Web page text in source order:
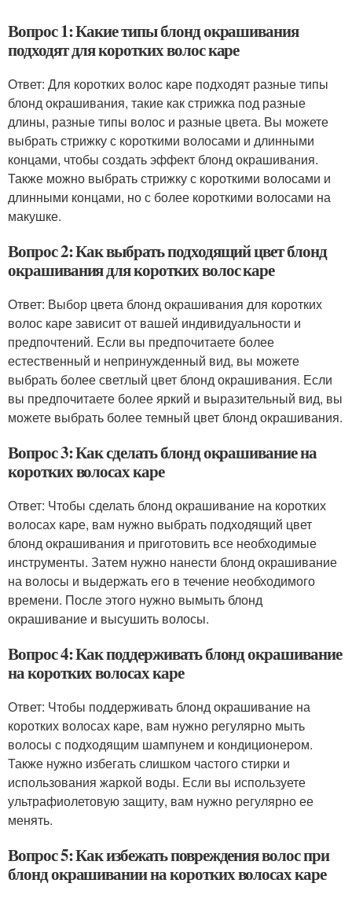
Вопрос 1: Какие типы блонд окрашивания
подходят для коротких волос каре
Ответ: Для коротких волос каре подходят разные типы
блонд окрашивания, такие как стрижка под разные
длины, разные типы волос и разные цвета. Вы можете
выбрать стрижку с короткими волосами и длинными
концами, чтобы создать эффект блонд окрашивания.
Также можно выбрать стрижку с короткими волосами и
длинными концами, но с более короткими волосами на
макушке.
Вопрос 2: Как выбрать подходящий цвет блонд
окрашивания для коротких волос каре
Ответ: Выбор цвета блонд окрашивания для коротких
волос каре зависит от вашей индивидуальности и
предпочтений. Если вы предпочитаете более
естественный и непринужденный вид, вы можете
выбрать более светлый цвет блонд окрашивания. Если
вы предпочитаете более яркий и выразительный вид, вы
можете выбрать более темный цвет блонд окрашивания.
Вопрос 3: Как сделать блонд окрашивание на
коротких волосах каре
Ответ: Чтобы сделать блонд окрашивание на коротких
волосах каре, вам нужно выбрать подходящий цвет
блонд окрашивания и приготовить все необходимые
инструменты. Затем нужно нанести блонд окрашивание
на волосы и выдержать его в течение необходимого
времени. После этого нужно вымыть блонд
окрашивание и высушить волосы.
Вопрос 4: Как поддерживать блонд окрашивание
на коротких волосах каре
Ответ: Чтобы поддерживать блонд окрашивание на
коротких волосах каре, вам нужно регулярно мыть
волосы с подходящим шампунем и кондиционером.
Также нужно избегать слишком частого стирки и
использования жаркой воды. Если вы используете
ультрафиолетовую защиту, вам нужно регулярно ее
менять.
Вопрос 5: Как избежать повреждения волос при
блонд окрашивании на коротких волосах каре